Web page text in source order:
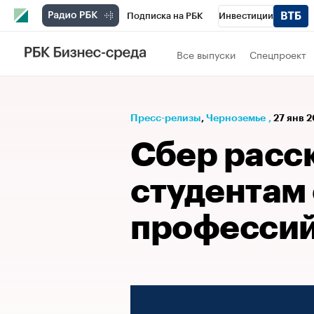
Подписка на РБК Инвестиции
РБК Вино
Проверка контрагентов
Все выпуски Спецпроект
Пресс-релизы⁠, Черноземье , 27 янв
Сбер